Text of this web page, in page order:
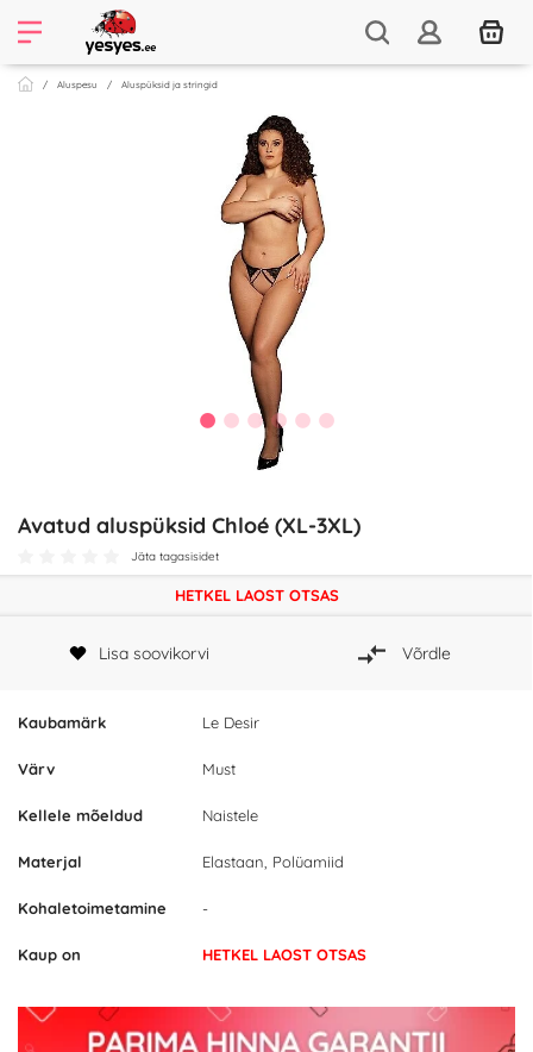
Aluspesu Aluspüksid ja stringid
Avatud aluspüksid Chloé (XL-3XL)
Jäta tagasisidet
Kaubamärk Le Desir
Värv Must
Kellele mõeldud Naistele
Materjal Elastaan, Polüamiid
Kohaletoimetamine -
Kaup on HETKEL LAOST OTSAS
HETKEL LAOST OTSAS
Lisa soovikorvi Võrdle